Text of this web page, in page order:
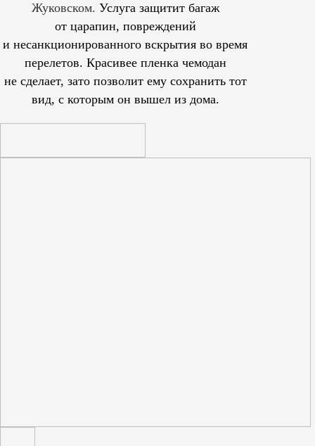
Жуковском. Услуга защитит багаж
от царапин, повреждений
и несанкционированного вскрытия во время
перелетов. Красивее пленка чемодан
не сделает, зато позволит ему сохранить тот
вид, с которым он вышел из дома.